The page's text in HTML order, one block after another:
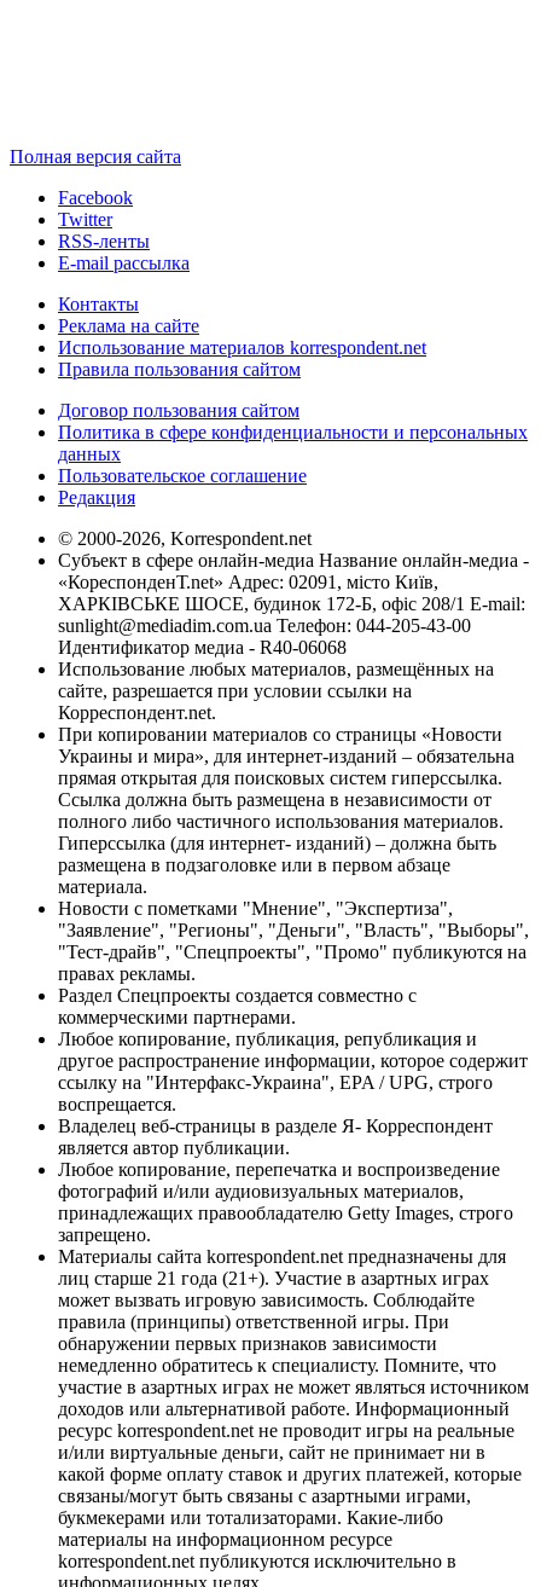
Полная версия сайта
Facebook
Twitter
RSS-ленты
E-mail рассылка
Контакты
Реклама на сайте
Использование материалов korrespondent.net
Правила пользования сайтом
Договор пользования сайтом
Политика в сфере конфиденциальности и персональных
данных
Пользовательское соглашение
Редакция
© 2000-2026, Korrespondent.net
Субъект в сфере онлайн-медиа Название онлайн-медиа -
«КореспонденТ.net» Адрес: 02091, місто Київ,
ХАРКІВСЬКЕ ШОСЕ, будинок 172-Б, офіс 208/1 E-mail:
sunlight@mediadim.com.ua Телефон: 044-205-43-00
Идентификатор медиа - R40-06068
Использование любых материалов, размещённых на
сайте, разрешается при условии ссылки на
Корреспондент.net.
При копировании материалов со страницы «Новости
Украины и мира», для интернет-изданий – обязательна
прямая открытая для поисковых систем гиперссылка.
Ссылка должна быть размещена в независимости от
полного либо частичного использования материалов.
Гиперссылка (для интернет- изданий) – должна быть
размещена в подзаголовке или в первом абзаце
материала.
Новости с пометками "Мнение", "Экспертиза",
"Заявление", "Регионы", "Деньги", "Власть", "Выборы",
"Тест-драйв", "Спецпроекты", "Промо" публикуются на
правах рекламы.
Раздел Спецпроекты создается совместно с
коммерческими партнерами.
Любое копирование, публикация, републикация и
другое распространение информации, которое содержит
ссылку на "Интерфакс-Украина", EPA / UPG, строго
воспрещается.
Владелец веб-страницы в разделе Я- Корреспондент
является автор публикации.
Любое копирование, перепечатка и воспроизведение
фотографий и/или аудиовизуальных материалов,
принадлежащих правообладателю Getty Images, строго
запрещено.
Материалы сайта korrespondent.net предназначены для
лиц старше 21 года (21+). Участие в азартных играх
может вызвать игровую зависимость. Соблюдайте
правила (принципы) ответственной игры. При
обнаружении первых признаков зависимости
немедленно обратитесь к специалисту. Помните, что
участие в азартных играх не может являться источником
доходов или альтернативой работе. Информационный
ресурс korrespondent.net не проводит игры на реальные
и/или виртуальные деньги, сайт не принимает ни в
какой форме оплату ставок и других платежей, которые
связаны/могут быть связаны с азартными играми,
букмекерами или тотализаторами. Какие-либо
материалы на информационном ресурсе
korrespondent.net публикуются исключительно в
информационных целях.